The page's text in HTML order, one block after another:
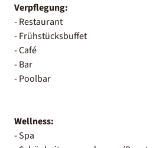
Verpflegung:
- Restaurant
- Frühstücksbuffet
- Café
- Bar
- Poolbar
Wellness:
- Spa